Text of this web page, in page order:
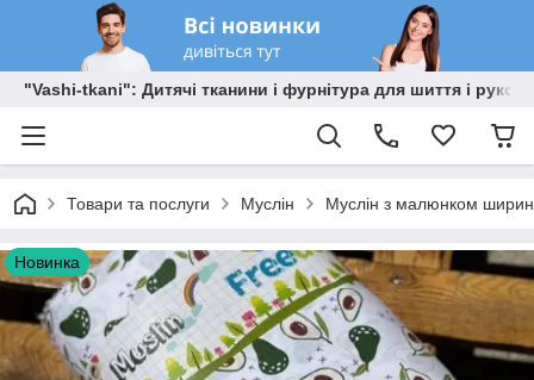
"Vashi-tkani": Дитячі тканини і фурнітура для шиття і
Товари та послуги Муслін Муслін з малюнком
Новинка